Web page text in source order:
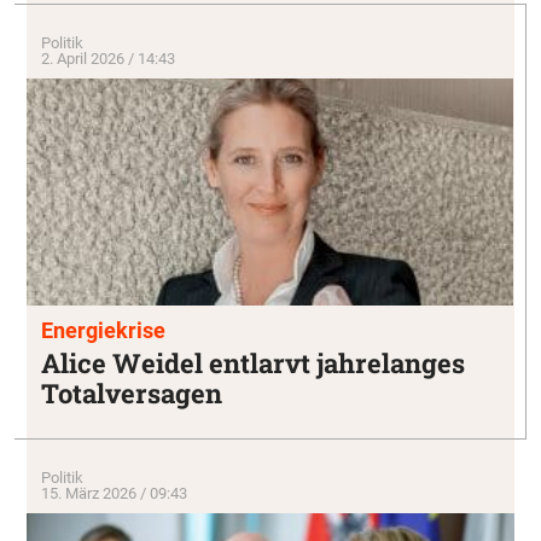
Politik
2. April 2026 / 14:43
Energiekrise
Alice Weidel entlarvt jahrelanges
Totalversagen
Politik
15. März 2026 / 09:43